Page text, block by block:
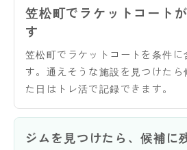
笠松町でラケットコート
す
笠松町でラケットコートを条件に
す。通えそうな施設を見つけた
た日はトレ活で記録できます。
ジムを見つけたら、候補に